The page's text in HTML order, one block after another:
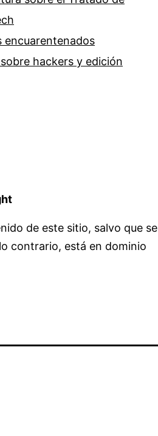
encuarentenados
hackers y edición
de este sitio, salvo que se
contrario, está en dominio